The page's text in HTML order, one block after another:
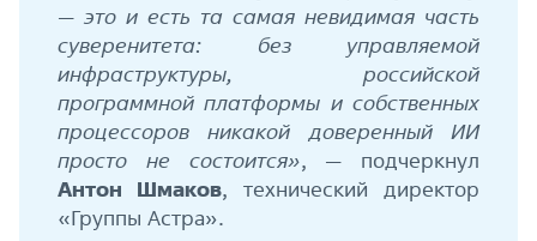
— это и есть та самая невидимая часть
суверенитета: без управляемой
инфраструктуры, российской
программной платформы и собственных
процессоров никакой доверенный ИИ
просто не состоится» , — подчеркнул
Антон Шмаков , технический директор
«Группы Астра».